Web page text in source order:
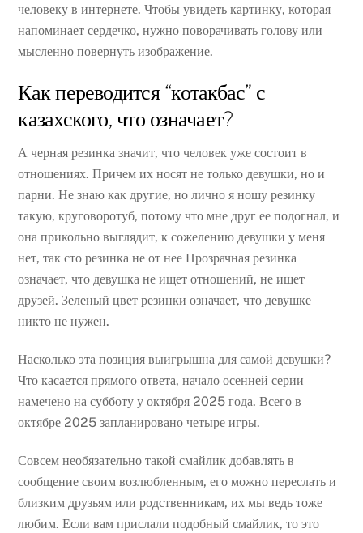
человеку в интернете. Чтобы увидеть картинку, которая
напоминает сердечко, нужно поворачивать голову или
мысленно повернуть изображение.
Как переводится “котакбас” с
казахского, что означает?
А черная резинка значит, что человек уже состоит в
отношениях. Причем их носят не только девушки, но и
парни. Не знаю как другие, но лично я ношу резинку
такую, круговоротуб, потому что мне друг ее подогнал, и
она прикольно выглядит, к сожелению девушки у меня
нет, так сто резинка не от нее Прозрачная резинка
означает, что девушка не ищет отношений, не ищет
друзей. Зеленый цвет резинки означает, что девушке
никто не нужен.
Насколько эта позиция выигрышна для самой девушки?
Что касается прямого ответа, начало осенней серии
намечено на субботу у октября 2025 года. Всего в
октябре 2025 запланировано четыре игры.
Совсем необязательно такой смайлик добавлять в
сообщение своим возлюбленным, его можно переслать и
близким друзьям или родственникам, их мы ведь тоже
любим. Если вам прислали подобный смайлик, то это